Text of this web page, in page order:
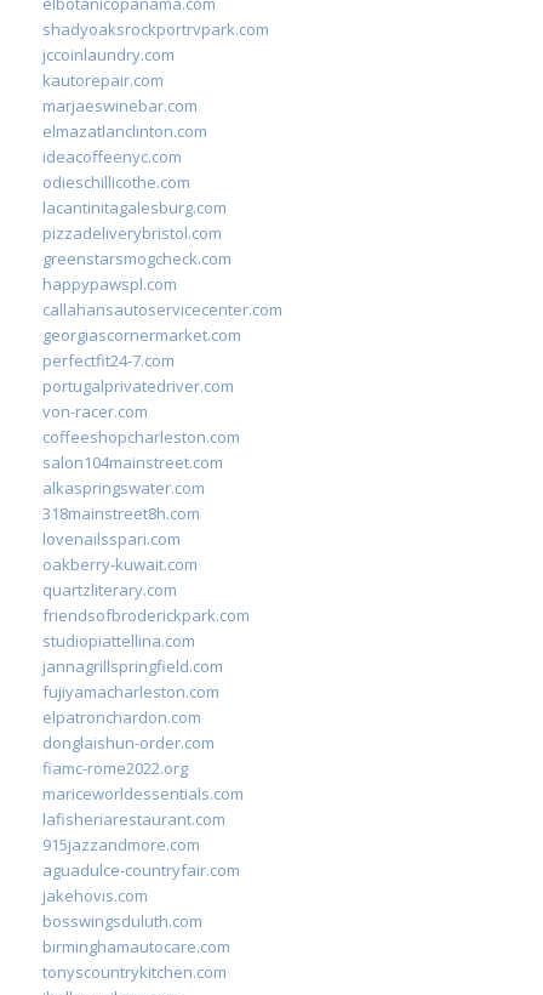
shadyoaksrockportrvpark.com
jccoinlaundry.com
kautorepair.com
marjaeswinebar.com
elmazatlanclinton.com
ideacoffeenyc.com
odieschillicothe.com
lacantinitagalesburg.com
pizzadeliverybristol.com
greenstarsmogcheck.com
happypawspl.com
callahansautoservicecenter.com
georgiascornermarket.com
perfectfit24-7.com
portugalprivatedriver.com
von-racer.com
coffeeshopcharleston.com
salon104mainstreet.com
alkaspringswater.com
318mainstreet8h.com
lovenailsspari.com
oakberry-kuwait.com
quartzliterary.com
friendsofbroderickpark.com
studiopiattellina.com
jannagrillspringfield.com
fujiyamacharleston.com
elpatronchardon.com
donglaishun-order.com
fiamc-rome2022.org
mariceworldessentials.com
lafisheriarestaurant.com
915jazzandmore.com
aguadulce-countryfair.com
jakehovis.com
bosswingsduluth.com
birminghamautocare.com
tonyscountrykitchen.com